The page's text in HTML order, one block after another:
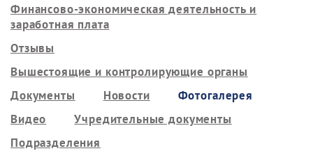
Финансово-экономическая деятельность и
заработная плата
Отзывы
Вышестоящие и контролирующие органы
Документы
Новости
Фотогалерея
Видео
Учредительные документы
Подразделения